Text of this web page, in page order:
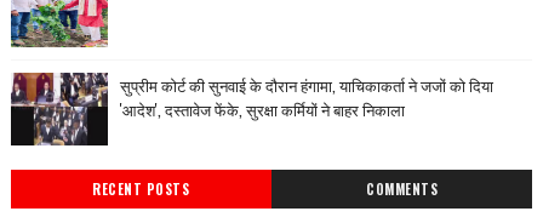
सुप्रीम कोर्ट की सुनवाई के दौरान हंगामा, याचिकाकर्ता ने जजों को दिया
'आदेश', दस्तावेज फेंके, सुरक्षा कर्मियों ने बाहर निकाला
RECENT POSTS COMMENTS